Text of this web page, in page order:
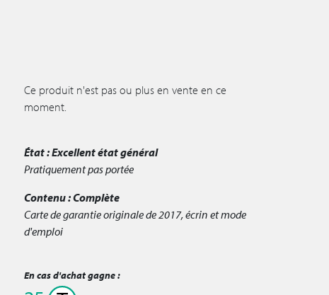
Ce produit n'est pas ou plus en vente en ce
moment.
État :Excellent état général
Pratiquement pas portée
Contenu :Complète
Carte de garantie originale de 2017, écrin et mode
d'emploi
En cas d'achat gagne :